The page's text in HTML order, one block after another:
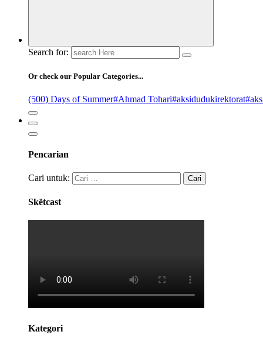
Search for:
Or check our Popular Categories...
(500) Days of Summer#Ahmad Tohari#aksidudukirektorat
Pencarian
Cari untuk:
Skëtcast
Kategori